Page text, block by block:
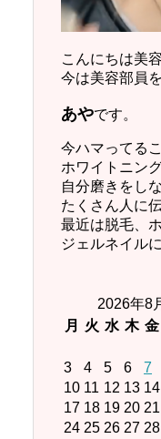
こんにちは美
今は美容部員
あやです。
今ハマってる
ホワイトニン
自分磨きをし
たくさん人に
最近は脱毛、
ジェルネイル
2026年8
月
火 水 木 金
3
4 5 6 7
10 11 12 13 14
17 18 19 20 21
24 25 26 27 28